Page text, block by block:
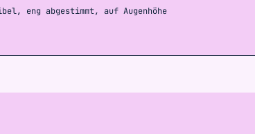
eng abgestimmt, auf Augenhöhe